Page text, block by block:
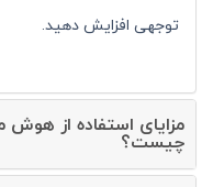
توجهی افزایش دهید.
چیست؟